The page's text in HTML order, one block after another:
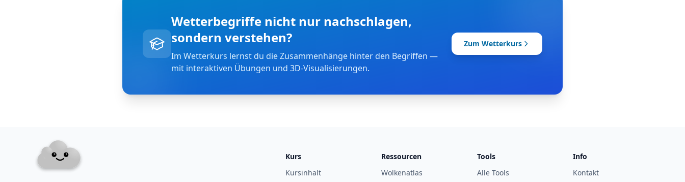
Wetterbegriffe nicht nur nachschlagen,
sondern verstehen?
Im Wetterkurs lernst du die Zusammenhänge hinter den Begriffen —
mit interaktiven Übungen und 3D-Visualisierungen.
Zum Wetterkurs
Kurs
Kursinhalt
Ressourcen
Wolkenatlas
Tools
Alle Tools
Info
Kontakt